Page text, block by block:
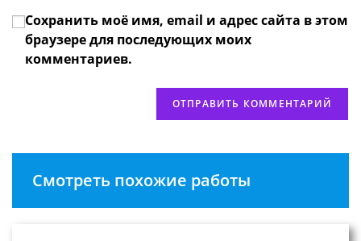
веб-
сайта
(необязательно)
Сохранить моё имя, email и адрес сайта в этом
браузере для последующих моих
комментариев.
Смотреть похожие работы